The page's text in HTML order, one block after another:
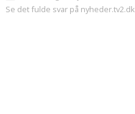
Se det fulde svar på nyheder.tv2.dk